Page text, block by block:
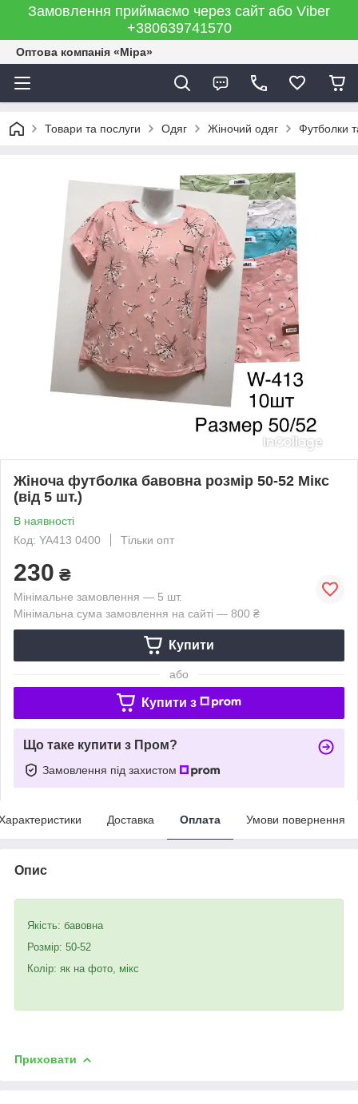
Замовлення приймаємо через сайт або Viber
+380639741570
Оптова компанія «Міра»
Товари та послуги Одяг Жіночий одяг Футболки
Жіноча футболка бавовна розмір 50-52 Мікс
(від 5 шт.)
В наявності
Код: YA413 0400
Тільки опт
230 ₴
Мінімальне замовлення — 5 шт.
Мінімальна сума замовлення на сайті — 800 ₴
Купити
або
Купити з
Що таке купити з Пром?
Замовлення під захистом
Доставка Оплата Умови повернення
Опис
Якість: бавовна
Розмір: 50-52
Колір: як на фото, мікс
Приховати